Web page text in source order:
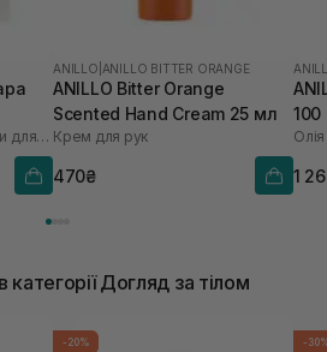
Живильна маска-шкарпетки для ніг
ANILLO ANILLO BITTER ORANGE
ANILLO Bitter Orange
Scented Hand Cream 25 мл
Крем для рук
470₴
Олія
1
Догляд за тілом
-20% -